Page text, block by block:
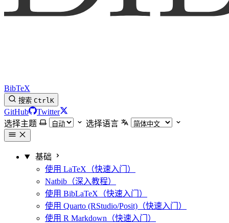
BibTeX
搜索 CtrlK
GitHub
Twitter
选择主题
选择语言
基础
使用 LaTeX（快速入门）
Natbib（深入教程）
使用 BibLaTeX（快速入门）
使用 Quarto (RStudio/Posit)（快速入门）
使用 R Markdown（快速入门）